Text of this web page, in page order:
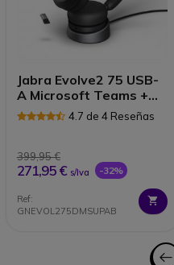
Jabra Evolve2 75 USB-
A Microsoft Teams +
Base de carga4.7 de 4 Reseñas
399,95 €
271,95 € s/Iva -32%
Ref:
GNEVOL275DMSUPAB